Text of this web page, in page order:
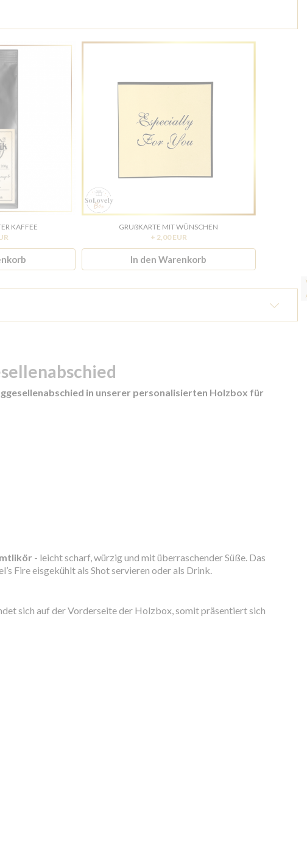
KAFFEE
GRUßKARTE MIT WÜNSCHEN
+ 2,00 EUR
In den Warenkorb
in unserer personalisierten Holzbox für
- leicht scharf, würzig und mit überraschender Süße. Das
Fire eisgekühlt als Shot servieren oder als Drink.
sich auf der Vorderseite der Holzbox, somit präsentiert sich